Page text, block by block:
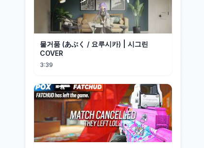
물거품 (あぶく / 요루시카) | 시그린
COVER
3:39